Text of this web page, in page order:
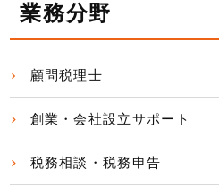
業務分野
顧問税理士
創業・会社設立サポート
税務相談・税務申告